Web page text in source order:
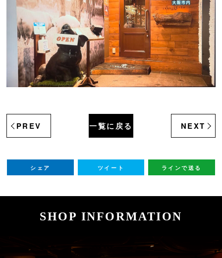
PREV NEXT
一覧に戻る
シェア ツイート ラインで送る
SHOP INFORMATION